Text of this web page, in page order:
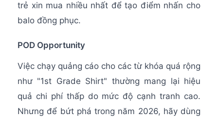
trẻ xin mua nhiều nhất để tạo điểm nhấn cho
balo đồng phục.
POD Opportunity
Việc chạy quảng cáo cho các từ khóa quá rộng
như "1st Grade Shirt" thường mang lại hiệu
quả chi phí thấp do mức độ cạnh tranh cao.
Nhưng để bứt phá trong năm 2026, hãy dùng